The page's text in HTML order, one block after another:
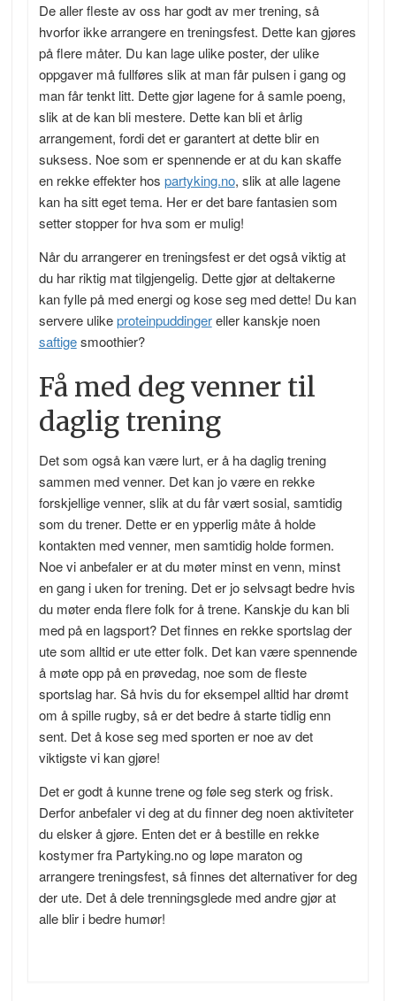
De aller fleste av oss har godt av mer trening, så
hvorfor ikke arrangere en treningsfest. Dette kan gjøres
på flere måter. Du kan lage ulike poster, der ulike
oppgaver må fullføres slik at man får pulsen i gang og
man får tenkt litt. Dette gjør lagene for å samle poeng,
slik at de kan bli mestere. Dette kan bli et årlig
arrangement, fordi det er garantert at dette blir en
suksess. Noe som er spennende er at du kan skaffe
en rekke effekter hos partyking.no, slik at alle lagene
kan ha sitt eget tema. Her er det bare fantasien som
setter stopper for hva som er mulig!
Når du arrangerer en treningsfest er det også viktig at
du har riktig mat tilgjengelig. Dette gjør at deltakerne
kan fylle på med energi og kose seg med dette! Du kan
servere ulikeproteinpuddingereller kanskje noen
saftigesmoothier?
Få med deg venner til
daglig trening
Det som også kan være lurt, er å ha daglig trening
sammen med venner. Det kan jo være en rekke
forskjellige venner, slik at du får vært sosial, samtidig
som du trener. Dette er en ypperlig måte å holde
kontakten med venner, men samtidig holde formen.
Noe vi anbefaler er at du møter minst en venn, minst
en gang i uken for trening. Det er jo selvsagt bedre hvis
du møter enda flere folk for å trene. Kanskje du kan bli
med på en lagsport? Det finnes en rekke sportslag der
ute som alltid er ute etter folk. Det kan være spennende
å møte opp på en prøvedag, noe som de fleste
sportslag har. Så hvis du for eksempel alltid har drømt
om å spille rugby, så er det bedre å starte tidlig enn
sent. Det å kose seg med sporten er noe av det
viktigste vi kan gjøre!
Det er godt å kunne trene og føle seg sterk og frisk.
Derfor anbefaler vi deg at du finner deg noen aktiviteter
du elsker å gjøre. Enten det er å bestille en rekke
kostymer fra Partyking.no og løpe maraton og
arrangere treningsfest, så finnes det alternativer for deg
der ute. Det å dele trenningsglede med andre gjør at
alle blir i bedre humør!